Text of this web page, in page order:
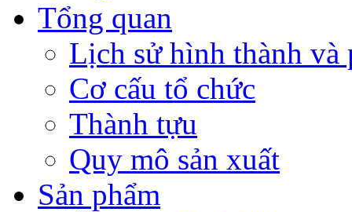
Tổng quan
Lịch sử hình thành và
Cơ cấu tổ chức
Thành tựu
Quy mô sản xuất
Sản phẩm